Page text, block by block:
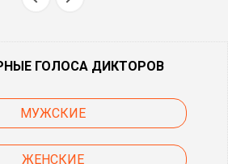
ГОЛОСА ДИКТОРОВ
МУЖСКИЕ
ЖЕНСКИЕ